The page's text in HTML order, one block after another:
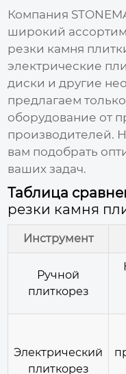
Компания
широкий
резки камня
электрические
диски и другие
предлагаем
оборудование от
производителей.
вам подобрать
ваших задач.
Таблица
резки камня
Инструмент
Ручной
плиткорез
Электрический
плиткорез